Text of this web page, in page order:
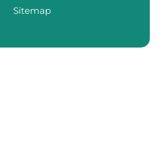
Sitemap